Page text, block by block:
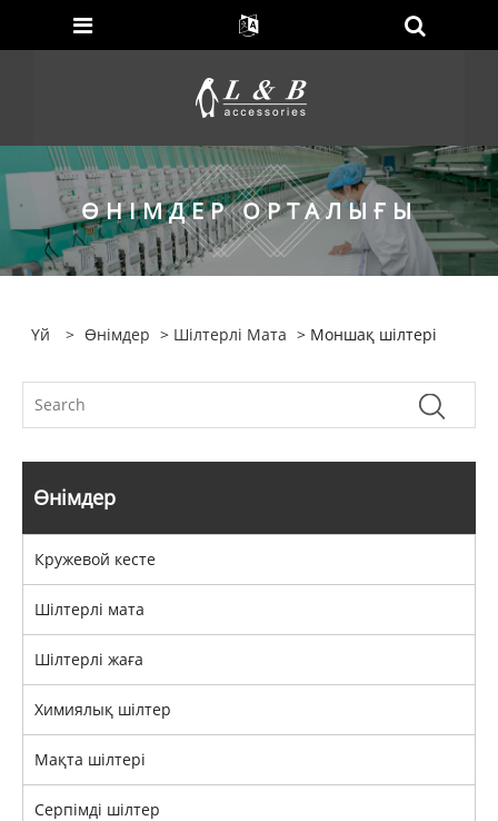
ӨНІМДЕР ОРТАЛЫҒЫ
Үй > Өнімдер > Шілтерлі Мата > Моншақ шілтері
Өнімдер
Кружевой кесте
Шілтерлі мата
Шілтерлі жаға
Химиялық шілтер
Мақта шілтері
Серпімді шілтер